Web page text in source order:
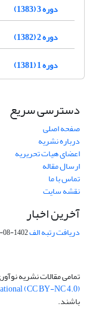
دوره 3 (1383)
دوره 2 (1382)
دوره 1 (1381)
دسترسی سریع
صفحه اصلی
درباره نشریه
اعضای هیات تحریریه
ارسال مقاله
تماس با ما
نقشه سایت
آخرین اخبار
دریافت رتبه الف1402-08-06
تمامی مقالات نشریه
(CC BY-NC 4.0)
باشند.